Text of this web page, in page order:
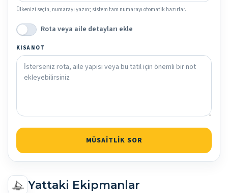
Ülkenizi seçin, numarayı yazın; sistem tam numarayı otomatik hazırlar.
Rota veya aile detayları ekle
KISA NOT
MÜSAITLIK SOR
Yattaki Ekipmanlar